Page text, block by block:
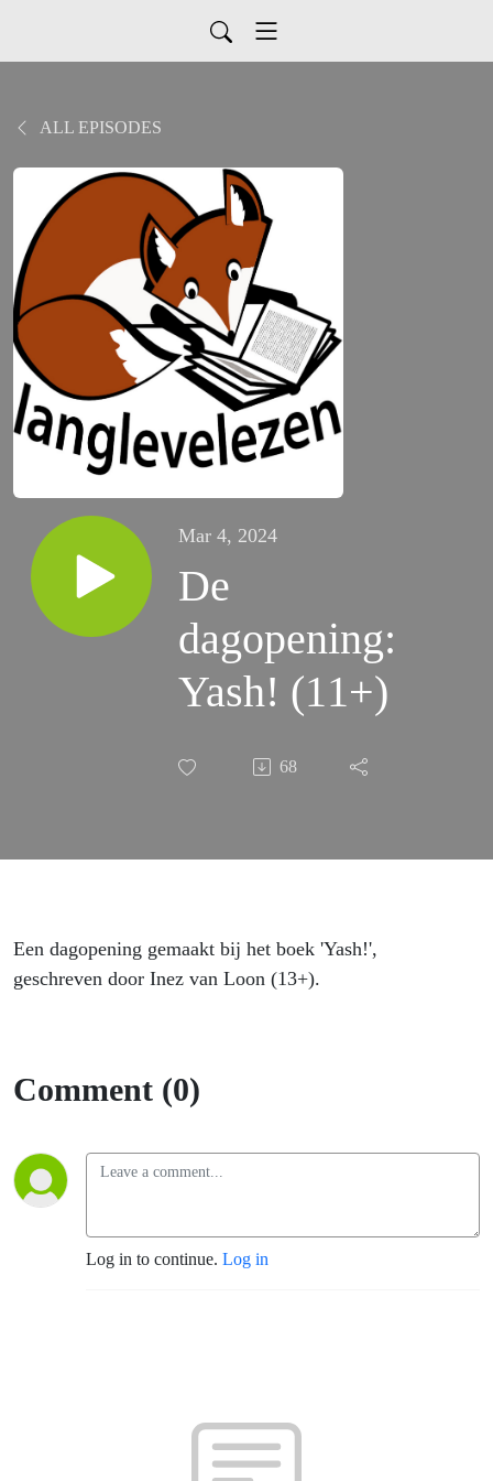
ALL EPISODES
Mar 4, 2024
De
dagopening:
Yash! (11+)
68
Een dagopening gemaakt bij het boek 'Yash!',
geschreven door Inez van Loon (13+).
Comment (0)
Log in to continue. Log in